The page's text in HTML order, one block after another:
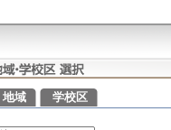
地域 学校区